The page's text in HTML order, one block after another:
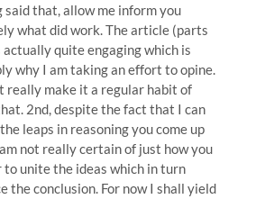
said that, allow me inform you
what did work. The article (parts
quite engaging which is
why I am taking an effort to opine.
really make it a regular habit of
2nd, despite the fact that I can
leaps in reasoning you come up
not really certain of just how you
to unite the ideas which in turn
the conclusion. For now I shall yield